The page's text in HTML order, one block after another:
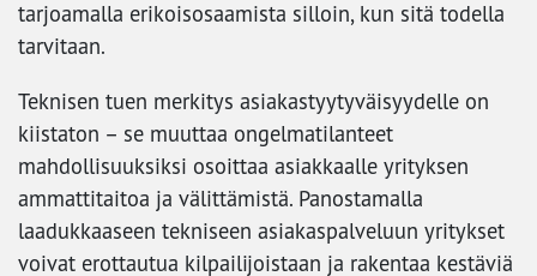
tarjoamalla erikoisosaamista silloin, kun sitä todella
tarvitaan.
Teknisen tuen merkitys asiakastyytyväisyydelle on
kiistaton – se muuttaa ongelmatilanteet
mahdollisuuksiksi osoittaa asiakkaalle yrityksen
ammattitaitoa ja välittämistä. Panostamalla
laadukkaaseen tekniseen asiakaspalveluun yritykset
voivat erottautua kilpailijoistaan ja rakentaa kestäviä